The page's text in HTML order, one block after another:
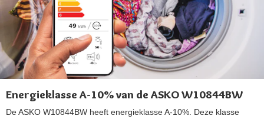
Energieklasse A-10% van de ASKO W10844BW
De ASKO W10844BW heeft energieklasse A-10%. Deze klasse